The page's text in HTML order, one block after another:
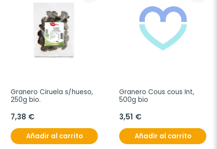
Granero Ciruela s/hueso,
250g bio.
7,38 €
Añadir al carrito
Granero Cous cous Int,
500g bio
3,51 €
Añadir al carrito